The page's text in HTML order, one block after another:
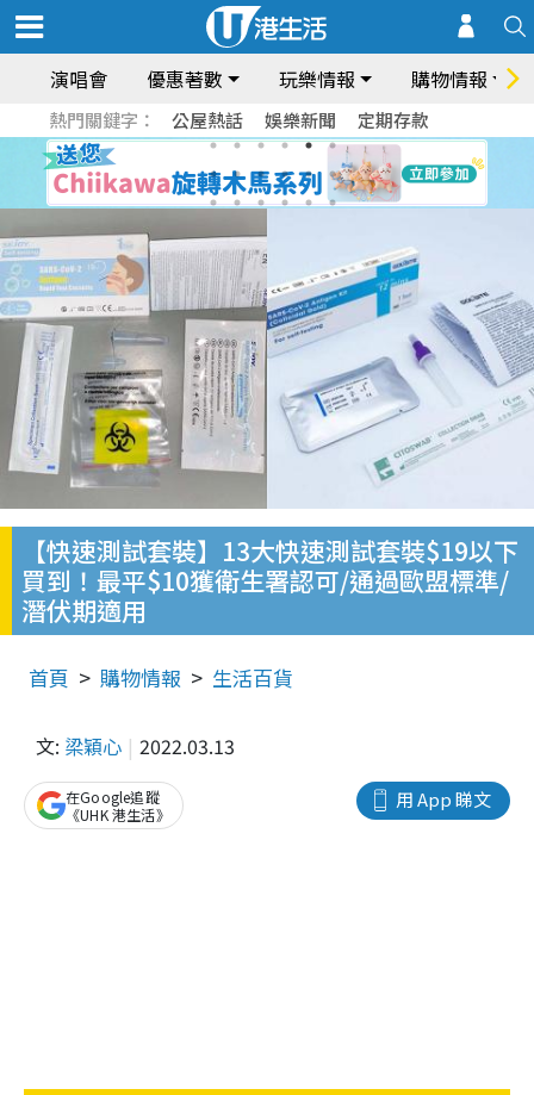
演唱會 優惠著數 玩樂情報 購物情報
熱門關鍵字： 公屋熱話 娛樂新聞 定期存款
【快速測試套裝】13大快速測試套裝$19以下
買到！最平$10獲衛生署認可/通過歐盟標準/
潛伏期適用
首頁 購物情報 生活百貨
文: 梁穎心 2022.03.13
用 App 睇文
在Google追蹤
《UHK 港生活》